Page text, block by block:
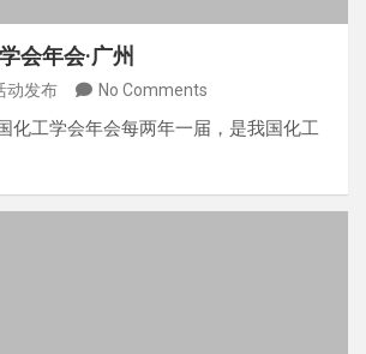
会年会·广州
动发布 No Comments
化工学会年会每两年一届，是我国化工